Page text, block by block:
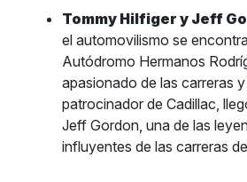
Tommy Hilfiger y Jeff
el automovilismo se
Autódromo Hermanos
apasionado de las carreras
patrocinador de Cadillac,
Jeff Gordon, una de las
influyentes de las carreras de